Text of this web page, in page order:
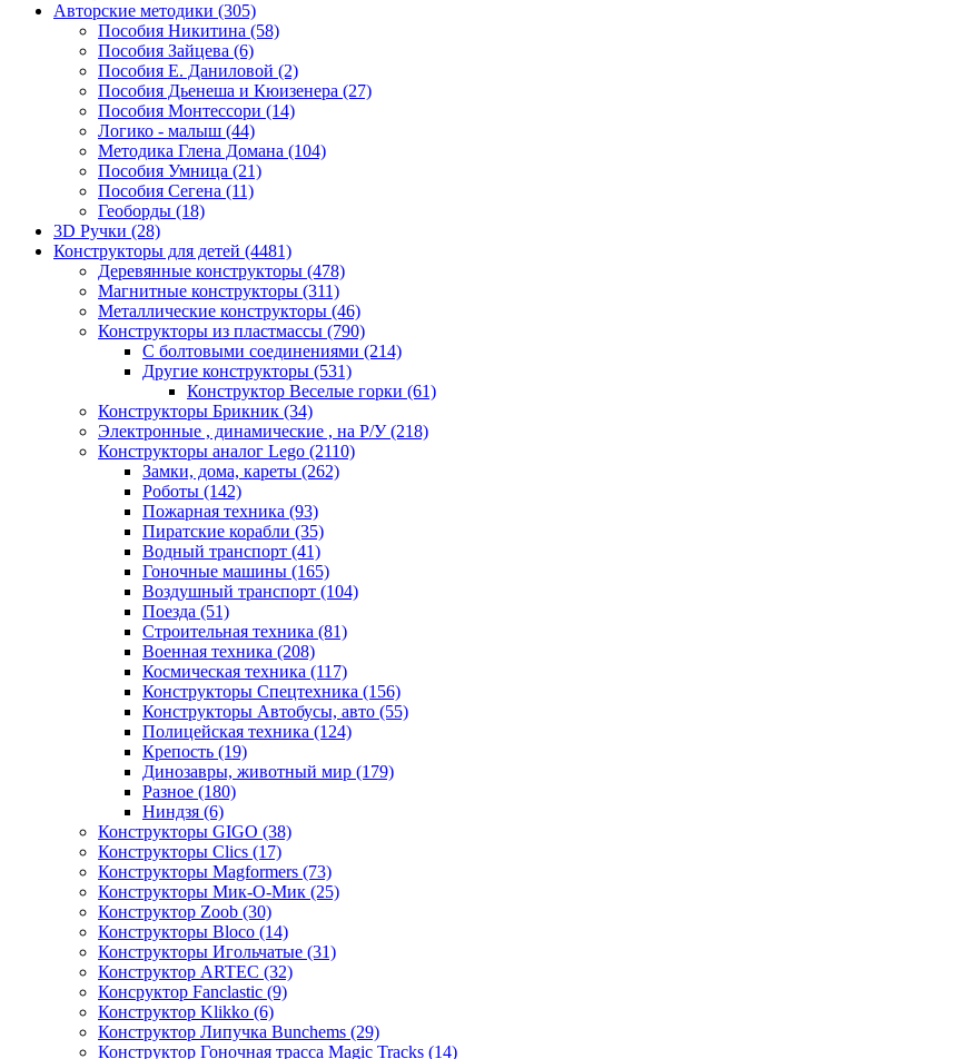
Авторские методики (305)
Пособия Никитина (58)
Пособия Зайцева (6)
Пособия Е. Даниловой (2)
Пособия Дьенеша и Кюизенера (27)
Пособия Монтессори (14)
Логико - малыш (44)
Методика Глена Домана (104)
Пособия Умница (21)
Пособия Сегена (11)
Геоборды (18)
3D Ручки (28)
Конструкторы для детей (4481)
Деревянные конструкторы (478)
Магнитные конструкторы (311)
Металлические конструкторы (46)
Конструкторы из пластмассы (790)
С болтовыми соединениями (214)
Другие конструкторы (531)
Конструктор Веселые горки (61)
Конструкторы Брикник (34)
Электронные , динамические , на Р/У(218)
Конструкторы аналог Lego (2110)
Замки, дома, кареты (262)
Роботы (142)
Пожарная техника (93)
Пиратские корабли (35)
Водный транспорт (41)
Гоночные машины (165)
Воздушный транспорт (104)
Поезда (51)
Строительная техника (81)
Военная техника (208)
Космическая техника (117)
Конструкторы Спецтехника (156)
Конструкторы Автобусы, авто (55)
Полицейская техника (124)
Крепость (19)
Динозавры, животный мир (179)
Разное (180)
Ниндзя (6)
Конструкторы GIGO (38)
Конструкторы Clics (17)
Конструкторы Magformers (73)
Конструкторы Мик-О-Мик (25)
Конструктор Zoob (30)
Конструкторы Bloco (14)
Конструкторы Игольчатые (31)
Конструктор ARTEC (32)
Консруктор Fanclastic (9)
Конструктор Klikko (6)
Конструктор Липучка Bunchems (29)
Конструктор Гоночная трасса Magic Tracks (14)